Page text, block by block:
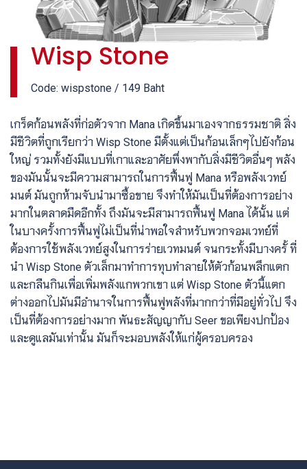
Wisp Stone
Code: wispstone / 149 Baht
เกร็ดก้อนพลังที่ก่อตัวจาก Mana เกิดขึ้นมาเองจากธรรมชาติ สิ่ง
มีชีวิตที่ถูกเรียกว่า Wisp Stone มีตั้งแต่เป็นก้อนเล็กๆไปยังก้อน
ใหญ่ รวมทั้งยังมีแบบที่เกาและอาศัยพึ่งพากับสิ่งมีชีวิตอื่นๆ พลัง
ของมันนั้นจะมีความสามารถในการฟื้นฟู Mana หรือพลังเวทย์
มนต์ มันถูกห้ามจับนำมาซื้อขาย จึงทำให้มันเป็นที่ต้องการอย่าง
มากในตลาดมืดอีกทั้ง ถึงมันจะมีสามารถฟื้นฟู Mana ได้นั้น แต่
ในบางครั้งการฟื้นฟูไม่เป็นที่น่าพอใจสำหรับพวกจอมเวทย์ที่
ต้องการใช้พลังเวทย์สูงในการร่ายเวทมนต์ จนกระทั้งมีบางครั้ ที่
นำ Wisp Stone ตัวเล็กมาทำการทุบทำลายให้ตัวก้อนพลึกแตก
และกลืนกินเพื่อเพิ่มพลังแกพวกเขา แต่ Wisp Stone ตัวนี้แตก
ต่างออกไปมันมีอำนาจในการฟื้นฟูพลังที่มากกว่าที่มีอยู่ทั่วไป จึง
เป็นที่ต้องการอย่างมาก พันธะสัญญากับ Seer ขอเพียงปกป้อง
และดูแลมันเท่านั้น มันก็จะมอบพลังให้แก่ผู้ครอบครอง